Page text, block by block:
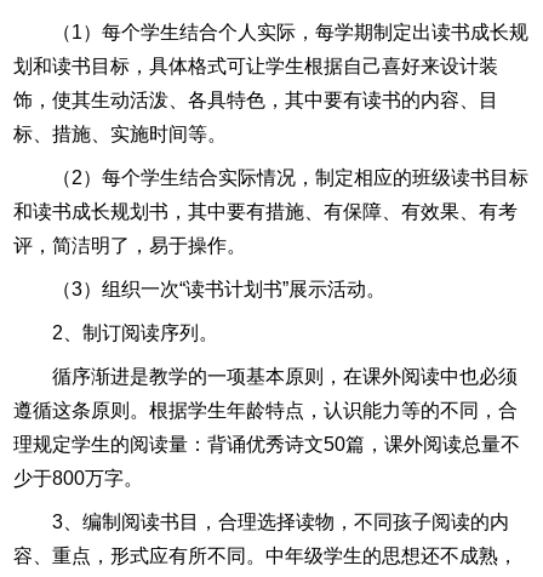
（1）每个学生结合个人实际，每学期制定出读书成长规
划和读书目标，具体格式可让学生根据自己喜好来设计装
饰，使其生动活泼、各具特色，其中要有读书的内容、目
标、措施、实施时间等。
（2）每个学生结合实际情况，制定相应的班级读书目标
和读书成长规划书，其中要有措施、有保障、有效果、有考
评，简洁明了，易于操作。
（3）组织一次“读书计划书”展示活动。
2、制订阅读序列。
循序渐进是教学的一项基本原则，在课外阅读中也必须
遵循这条原则。根据学生年龄特点，认识能力等的不同，合
理规定学生的阅读量：背诵优秀诗文50篇，课外阅读总量不
少于800万字。
3、编制阅读书目，合理选择读物，不同孩子阅读的内
容、重点，形式应有所不同。中年级学生的思想还不成熟，